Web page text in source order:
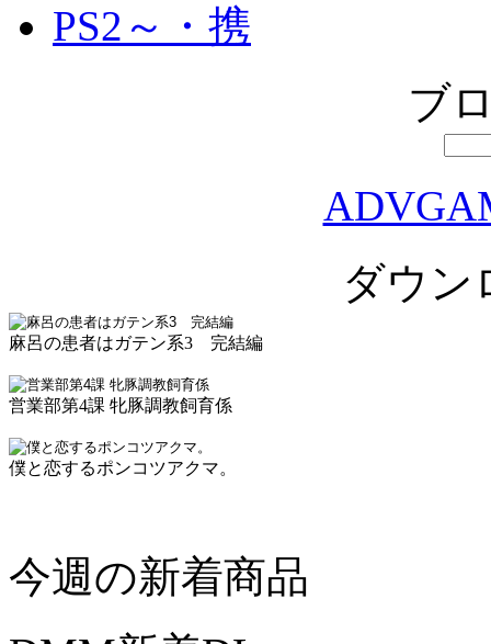
PS2～・携
ブ
ダウ
麻呂の患者はガテン系3 完結編
営業部第4課 牝豚調教飼育係
僕と恋するポンコツアクマ。
今週の新着商品